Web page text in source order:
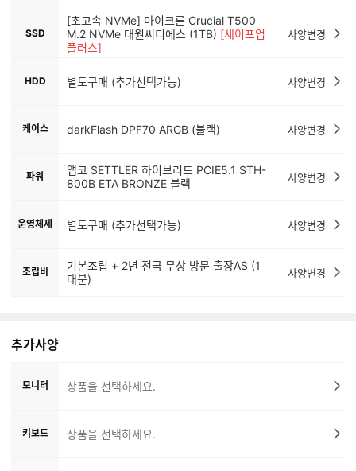
SSD
[초고속 NVMe] 마이크론 Crucial T500
M.2 NVMe 대원씨티에스 (1TB) [세이프업
플러스]
사양변경
HDD 별도구매 (추가선택가능) 사양변경
케이스 darkFlash DPF70 ARGB (블랙) 사양변경
파워
앱코 SETTLER 하이브리드 PCIE5.1 STH-
800B ETA BRONZE 블랙
사양변경
운영체제 별도구매 (추가선택가능) 사양변경
조립비
기본조립 + 2년 전국 무상 방문 출장AS (1
대분)
사양변경
추가사양
모니터 상품을 선택하세요.
키보드 상품을 선택하세요.